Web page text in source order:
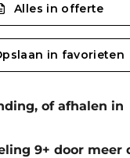
Alles in offerte
in favorieten
of afhalen in
9+ door meer